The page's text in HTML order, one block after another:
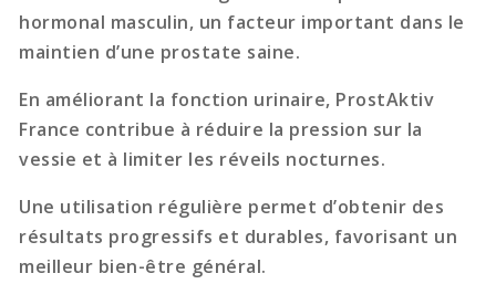
hormonal masculin, un facteur important dans le
maintien d’une prostate saine.
En améliorant la fonction urinaire, ProstAktiv
France contribue à réduire la pression sur la
vessie et à limiter les réveils nocturnes.
Une utilisation régulière permet d’obtenir des
résultats progressifs et durables, favorisant un
meilleur bien-être général.